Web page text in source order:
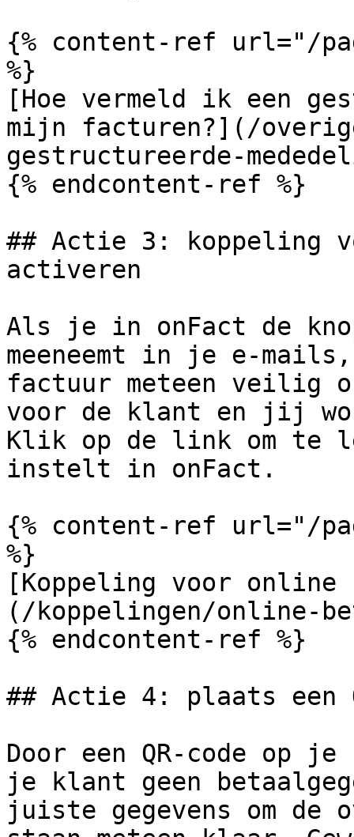
{% content-ref url="/
%}
[Hoe vermeld ik een
mijn facturen?](/
gestructureerde-
{% endcontent-ref %}
## Actie 3: koppeling
activeren
Als je in onFact de
meeneemt in je e-
factuur meteen veilig
voor de klant en jij
Klik op de link om te
instelt in onFact.
{% content-ref url="/
%}
[Koppeling voor
(/koppelingen/online-
{% endcontent-ref %}
## Actie 4: plaats een
Door een QR-code op
je klant geen
juiste gegevens om